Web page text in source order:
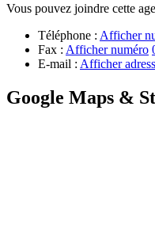
Vous pouvez joindre cette
Téléphone : Afficher
Fax : Afficher numéro
E-mail : Afficher
Google Maps &